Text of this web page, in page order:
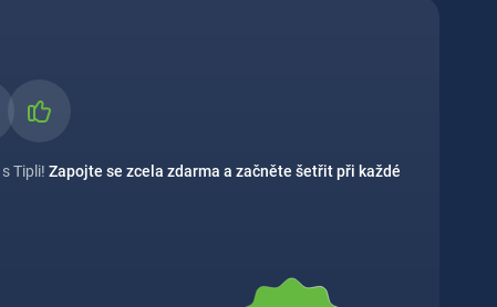
Tipli! Zapojte se zcela zdarma a začněte šetřit při každé